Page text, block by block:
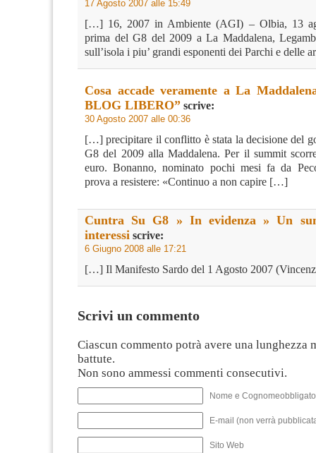
17 Agosto 2007 alle 15:49
[…] 16, 2007 in Ambiente (AGI) – Olbia, 13
prima del G8 del 2009 a La Maddalena,
sull’isola i piu’ grandi esponenti dei Parchi e delle
Cosa accade veramente a La
BLOG LIBERO” scrive:
30 Agosto 2007 alle 00:36
[…] precipitare il conflitto è stata la decisione del
G8 del 2009 alla Maddalena. Per il summit
euro. Bonanno, nominato pochi mesi fa da
prova a resistere: «Continuo a non capire […]
Cuntra Su G8 » In evidenza » Un
interessi scrive:
6 Giugno 2008 alle 17:21
[…] Il Manifesto Sardo del 1 Agosto 2007
Scrivi un commento
Ciascun commento potrà avere una lunghezza
battute.
Non sono ammessi commenti consecutivi.
Nome e
E-mail (non verrà
Sito Web